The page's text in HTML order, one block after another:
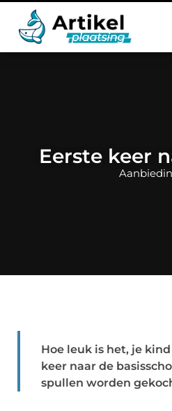
Eerste keer
Hoe leuk is het, je
keer naar de
spullen worden